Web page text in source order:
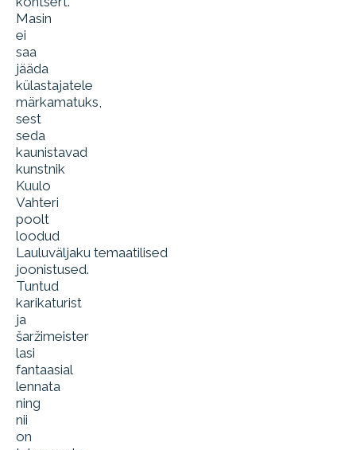
Masin
ei
saa
jääda
külastajatele
märkamatuks,
sest
seda
kaunistavad
kunstnik
Kuulo
Vahteri
poolt
loodud
Lauluväljaku temaatilised
joonistused.
Tuntud
karikaturist
ja
šaržimeister
lasi
fantaasial
lennata
ning
nii
on